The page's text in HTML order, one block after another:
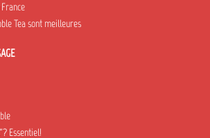
Tea sont meilleures
Essentiel!